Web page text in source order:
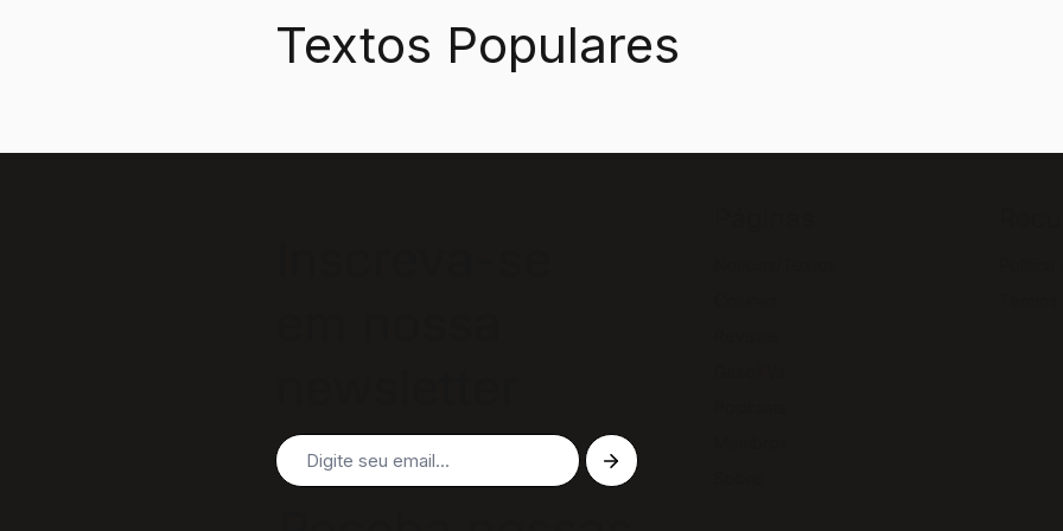
Textos Populares